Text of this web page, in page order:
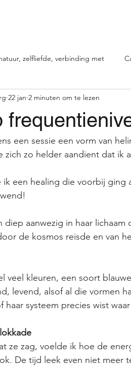
zelfliefde, verbinding met
22 jan 2 minuten om te lezen
een sessie een vorm van
zich zo helder aandient dat ik
een healing die voorbij ging
diep aanwezig in haar
de kosmos reisde en van
veel kleuren, een soort
levend, alsof al die vormen
haar systeem precies wist
ze zag, voelde ik hoe de
De tijd leek even niet meer